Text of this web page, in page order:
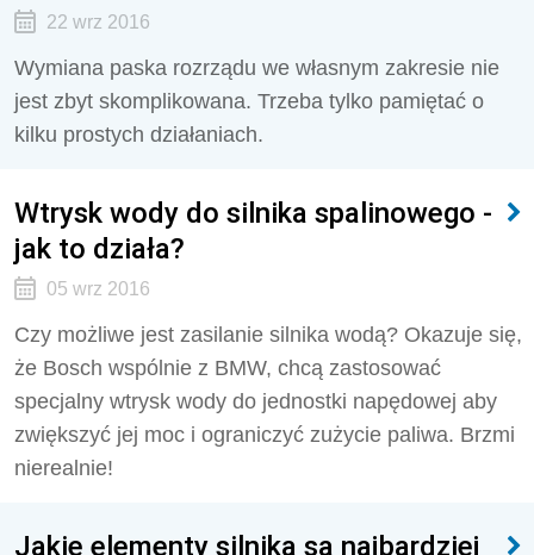
22 wrz 2016
Wymiana paska rozrządu we własnym zakresie nie
jest zbyt skomplikowana. Trzeba tylko pamiętać o
kilku prostych działaniach.
Wtrysk wody do silnika spalinowego -
jak to działa?
05 wrz 2016
Czy możliwe jest zasilanie silnika wodą? Okazuje się,
że Bosch wspólnie z BMW, chcą zastosować
specjalny wtrysk wody do jednostki napędowej aby
zwiększyć jej moc i ograniczyć zużycie paliwa. Brzmi
nierealnie!
Jakie elementy silnika są najbardziej